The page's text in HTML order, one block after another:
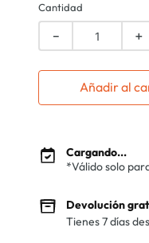
Cantidad
＋
－
Añadir al
Cargando...
*Válido solo
Devolución
Tienes 7 días